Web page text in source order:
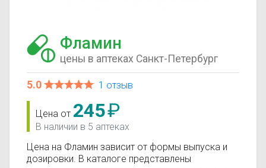
Фламин
цены в аптеках Санкт-Петербург
5.0 1 отзыв
Цена от 245₽
В наличии в 5 аптеках
Цена на Фламин зависит от формы выпуска и
дозировки. В каталоге представлены